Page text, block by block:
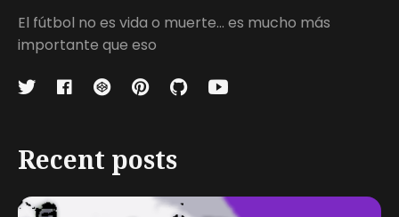
El fútbol no es vida o muerte... es mucho más
importante que eso
Recent posts